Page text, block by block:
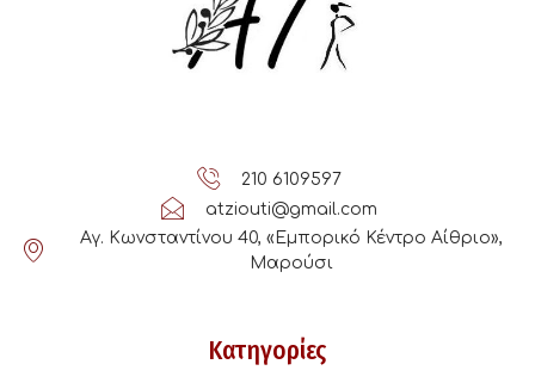
210 6109597
atziouti@gmail.com
Αγ. Κωνσταντίνου 40, «Εμπορικό Κέντρο Αίθριο»,
Μαρούσι
Κατηγορίες